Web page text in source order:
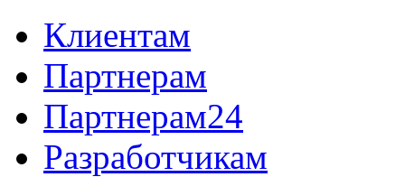
Клиентам
Партнерам
Партнерам24
Разработчикам